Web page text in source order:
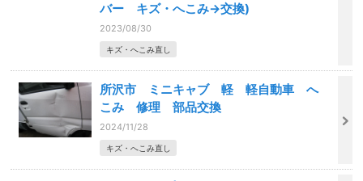
バー キズ・へこみ→交換)
2023/08/30
キズ・へこみ直し
所沢市 ミニキャブ 軽 軽自動車 へ
こみ 修理 部品交換
2024/11/28
キズ・へこみ直し